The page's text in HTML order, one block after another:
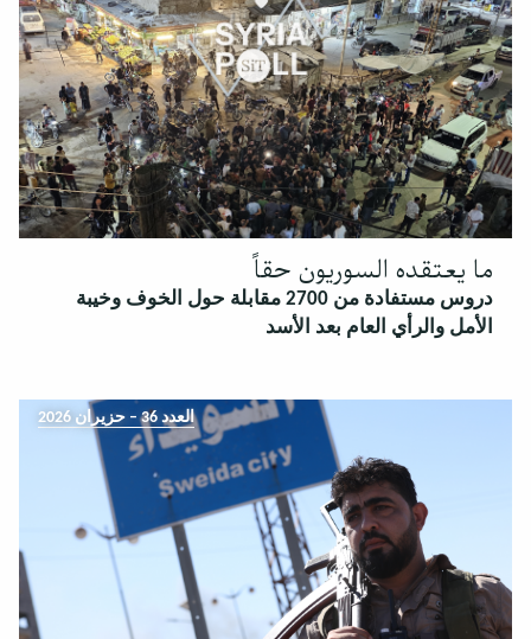
ما يعتقده السوريون حقاً
دروس مستفادة من 2700 مقابلة حول الخوف وخيبة
الأمل والرأي العام بعد الأسد
العدد 36 – حزيران 2026